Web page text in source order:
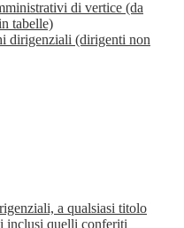
di vertice (da
tabelle)
dirigenziali (dirigenti non
a qualsiasi titolo
inclusi quelli conferiti